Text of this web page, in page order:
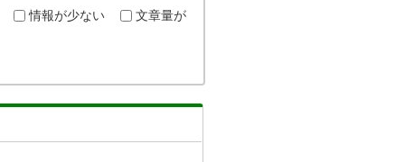
情報が少ない 文章量が